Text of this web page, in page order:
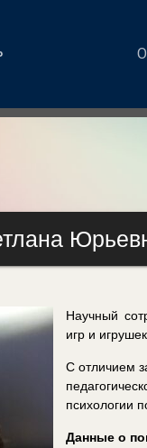
Научный
игр и
С отличием
психологии
Данные о